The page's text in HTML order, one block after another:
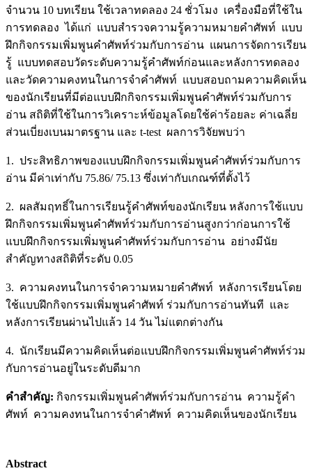
จำนวน 10 บทเรียน ใช้เวลาทดลอง 24 ชั่วโมง เครื่องมือที่ใช้ใน
การทดลอง ได้แก่ แบบสำรวจความรู้ความหมายคำศัพท์ แบบ
ฝึกกิจกรรมเพิ่มพูนคำศัพท์ร่วมกับการอ่าน แผนการจัดการเรียน
รู้ แบบทดสอบวัดระดับความรู้คำศัพท์ก่อนและหลังการทดลอง
และวัดความคงทนในการจำคำศัพท์ แบบสอบถามความคิดเห็น
ของนักเรียนที่มีต่อแบบฝึกกิจกรรมเพิ่มพูนคำศัพท์ร่วมกับการ
อ่าน สถิติที่ใช้ในการวิเคราะห์ข้อมูลโดยใช้ค่าร้อยละ ค่าเฉลี่ย
ส่วนเบี่ยงเบนมาตรฐาน และ t-test ผลการวิจัยพบว่า
1. ประสิทธิภาพของแบบฝึกกิจกรรมเพิ่มพูนคำศัพท์ร่วมกับการ
อ่าน มีค่าเท่ากับ 75.86/ 75.13 ซึ่งเท่ากับเกณฑ์ที่ตั้งไว้
2. ผลสัมฤทธิ์ในการเรียนรู้คำศัพท์ของนักเรียน หลังการใช้แบบ
ฝึกกิจกรรมเพิ่มพูนคำศัพท์ร่วมกับการอ่านสูงกว่าก่อนการใช้
แบบฝึกกิจกรรมเพิ่มพูนคำศัพท์ร่วมกับการอ่าน อย่างมีนัย
สำคัญทางสถิติที่ระดับ 0.05
3. ความคงทนในการจำความหมายคำศัพท์ หลังการเรียนโดย
ใช้แบบฝึกกิจกรรมเพิ่มพูนคำศัพท์ ร่วมกับการอ่านทันที และ
หลังการเรียนผ่านไปแล้ว 14 วัน ไม่แตกต่างกัน
4. นักเรียนมีความคิดเห็นต่อแบบฝึกกิจกรรมเพิ่มพูนคำศัพท์ร่วม
กับการอ่านอยู่ในระดับดีมาก
คำสำคัญ: กิจกรรมเพิ่มพูนคำศัพท์ร่วมกับการอ่าน ความรู้คำ
ศัพท์ ความคงทนในการจำคำศัพท์ ความคิดเห็นของนักเรียน
Abstract